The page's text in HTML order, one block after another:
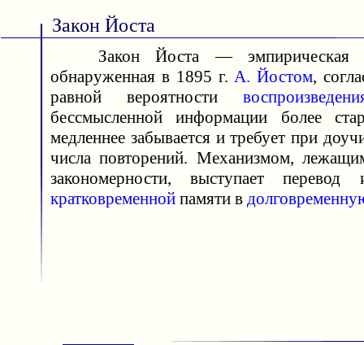
Закон Йоста
Закон Йоста — эмпирическая
обнаруженная в 1895 г.А. Йостом,
равной вероятности
бессмысленной информации более
медленнее забывается и требует при
числа повторений. Механизмом,
закономерности, выступает
кратковременной памяти в